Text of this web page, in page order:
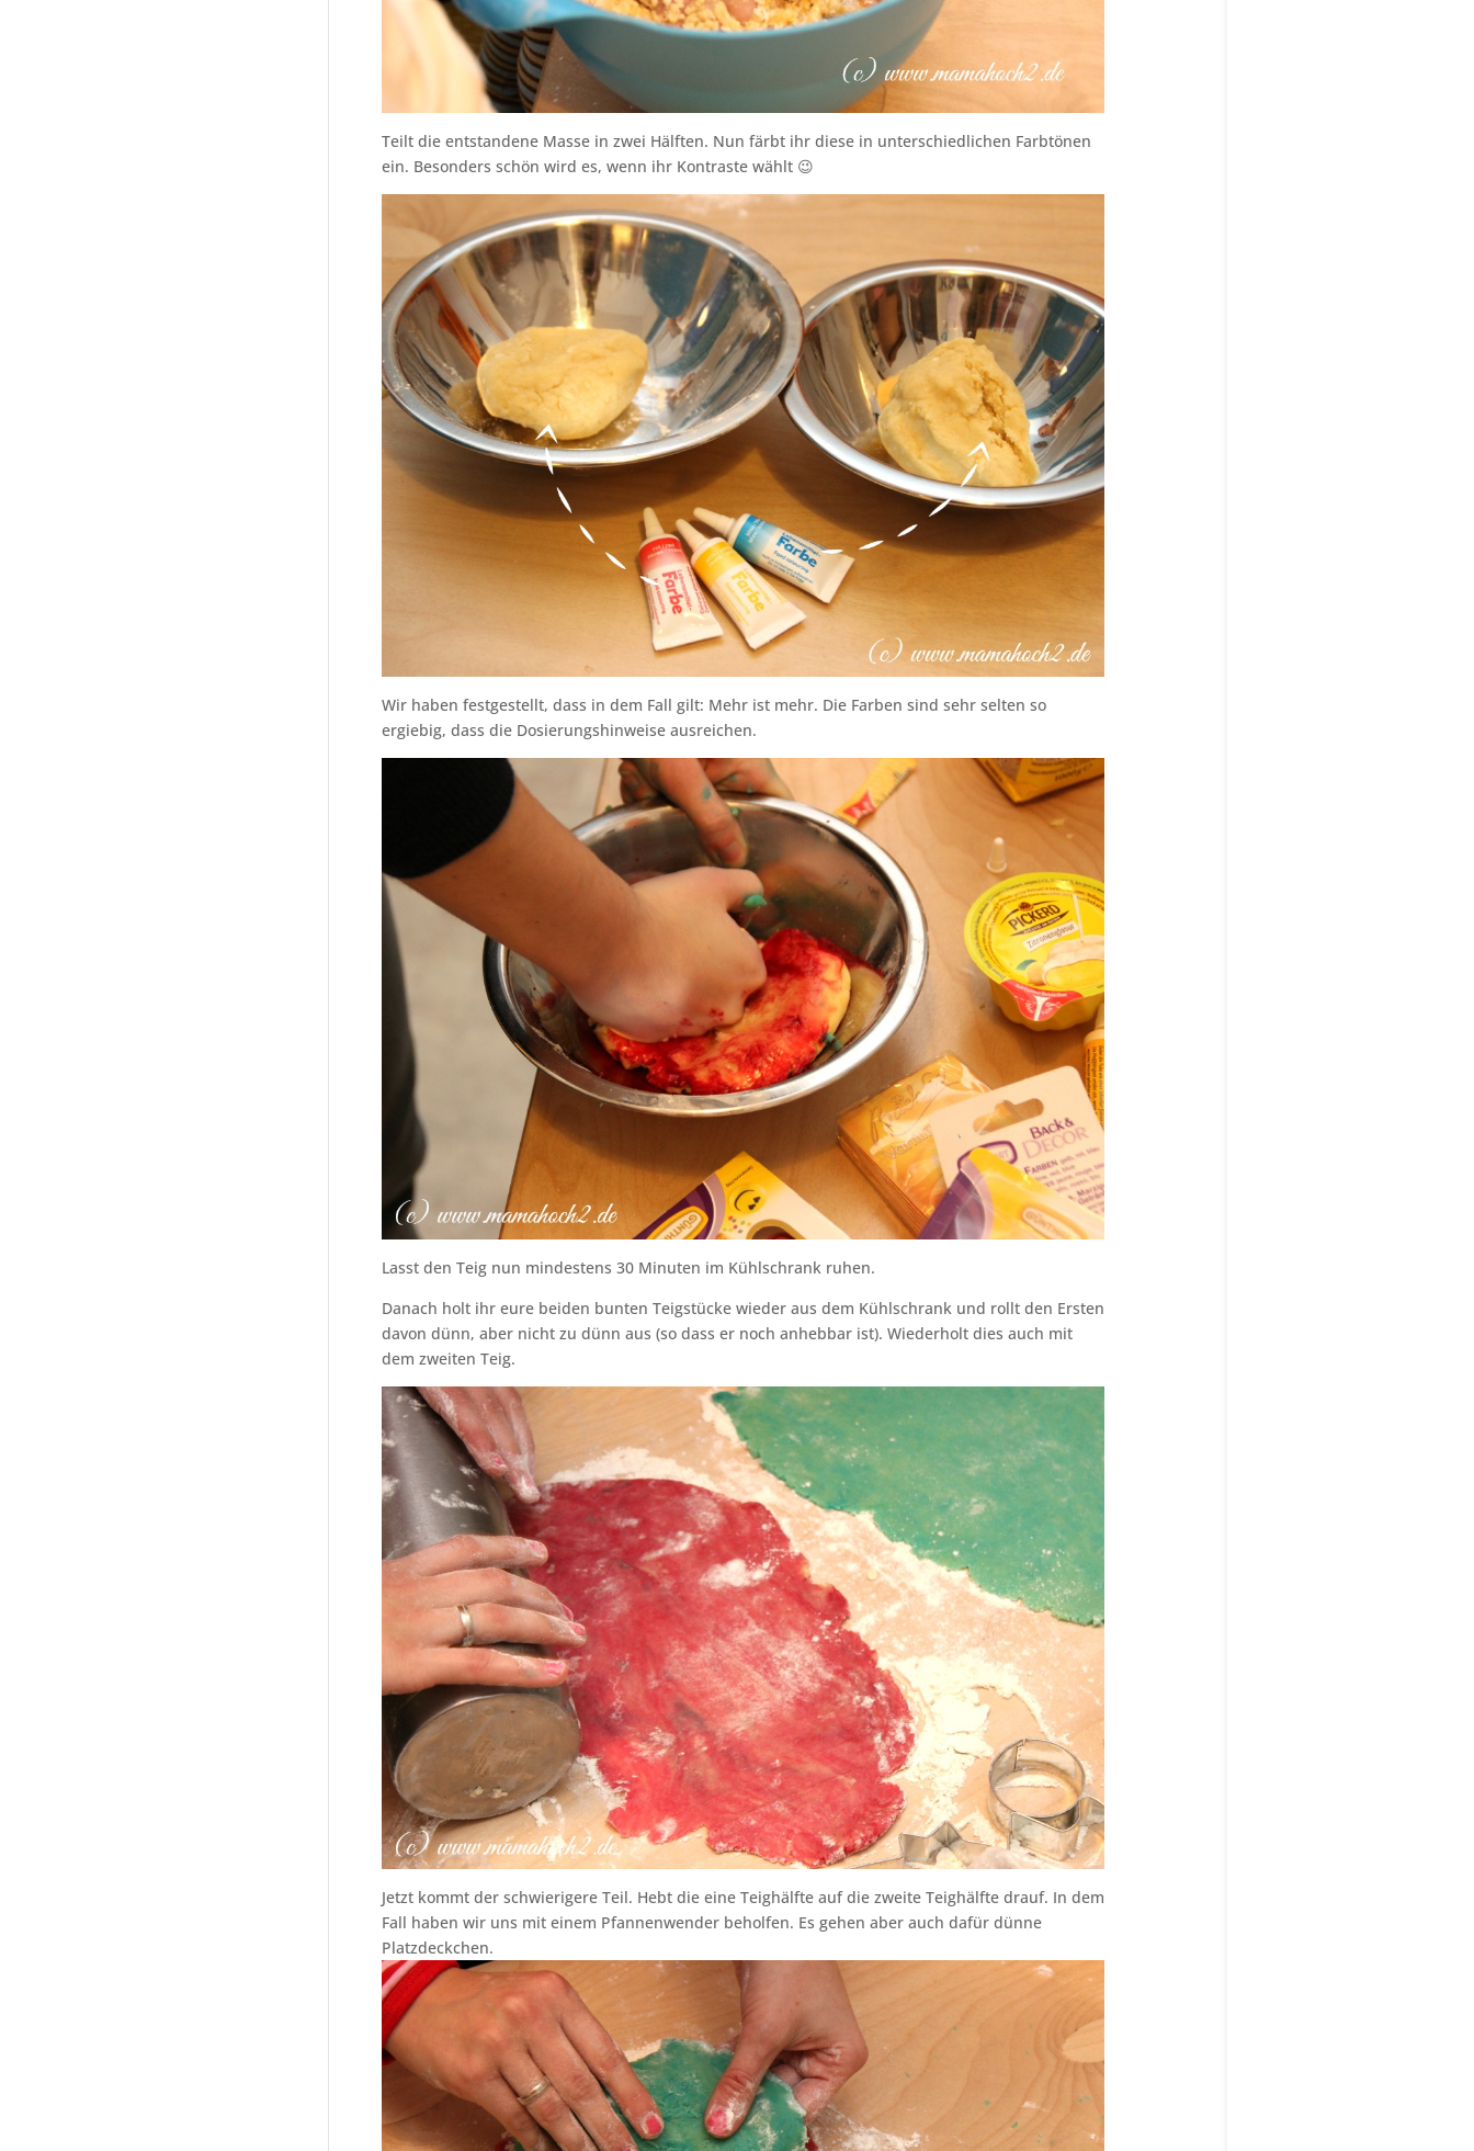
Teilt die entstandene Masse in zwei Hälften. Nun färbt ihr diese in unterschiedlichen Farbtönen
ein. Besonders schön wird es, wenn ihr Kontraste wählt 😉
Wir haben festgestellt, dass in dem Fall gilt: Mehr ist mehr. Die Farben sind sehr selten so
ergiebig, dass die Dosierungshinweise ausreichen.
Lasst den Teig nun mindestens 30 Minuten im Kühlschrank ruhen.
Danach holt ihr eure beiden bunten Teigstücke wieder aus dem Kühlschrank und rollt den Ersten
davon dünn, aber nicht zu dünn aus (so dass er noch anhebbar ist). Wiederholt dies auch mit
dem zweiten Teig.
Jetzt kommt der schwierigere Teil. Hebt die eine Teighälfte auf die zweite Teighälfte drauf. In dem
Fall haben wir uns mit einem Pfannenwender beholfen. Es gehen aber auch dafür dünne
Platzdeckchen.